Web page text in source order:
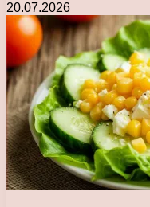
20.07.2026